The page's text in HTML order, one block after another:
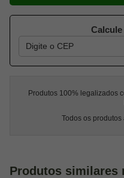
Produtos 100% legalizados
Todos os produtos
Produtos similares